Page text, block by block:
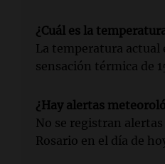
¿Cuál es la
La temperatura actual
sensación térmica de
¿Hay alertas
No se registran
Rosario en el día de